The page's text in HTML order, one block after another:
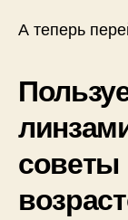
А теперь